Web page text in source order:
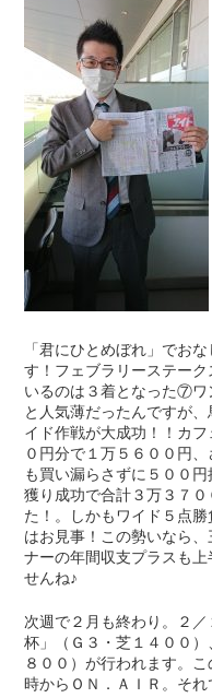
「君にひとめぼれ」でお
す！フェブラリーステー
いるのは３着となった⑦ワ
と人気薄だったんですが
イド作戦が大成功！！カ
０円分で１万５６００円
も買い漏らさずに５００
獲り成功で合計３万３７
た！。しかもワイド５点
はお見事！この勢いなら
ナーの年間収支プラスも
せんね♪
次週で２月も終わり。２
杯」（Ｇ３・芝１４００
８００）が行われます。
時からＯＮ．ＡＩＲ。それ